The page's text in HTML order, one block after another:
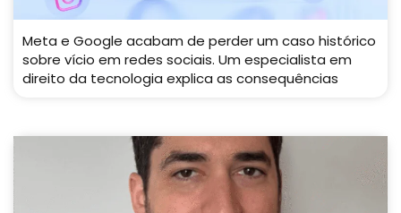
Meta e Google acabam de perder um caso histórico
sobre vício em redes sociais. Um especialista em
direito da tecnologia explica as consequências